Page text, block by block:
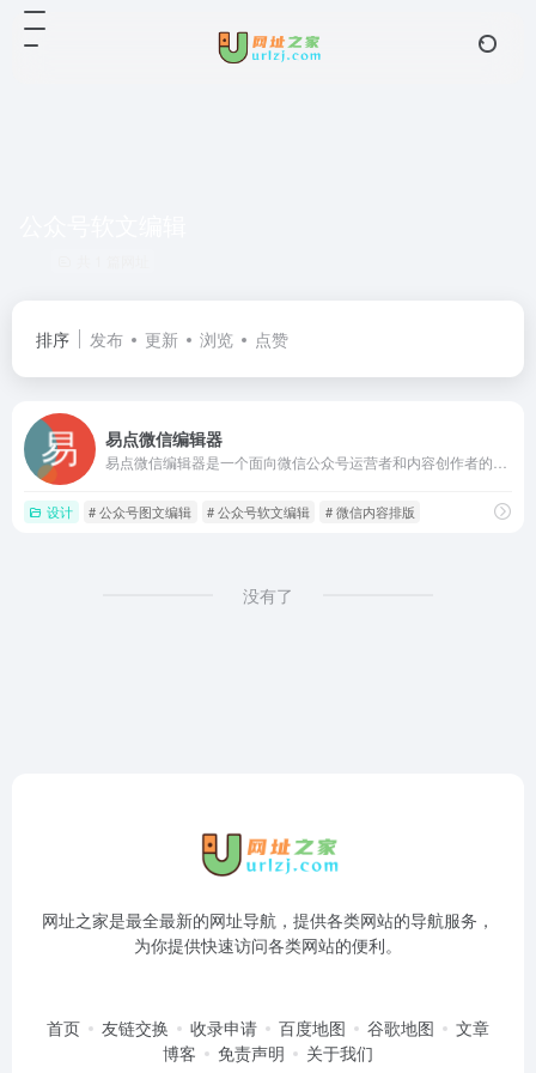
排序 发布 更新 浏览 点赞
易点微信编辑器
设计 # 公众号图文编辑 # 公众号软文编辑 # 微信内容排版
没有了
网址之家是最全最新的网址导航，提供各类网站的导航服务，
为你提供快速访问各类网站的便利。
首页 友链交换 收录申请 百度地图 谷歌地图
文章
博客
免责声明 关于我们